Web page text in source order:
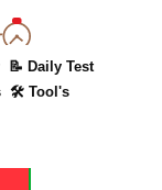
📝 Daily Test
🛠 Tool's